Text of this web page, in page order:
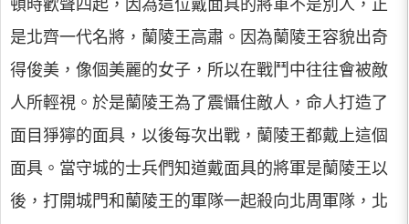
頓時歡聲四起，因為這位戴面具的將軍不是別人，正
是北齊一代名將，蘭陵王高肅。因為蘭陵王容貌出奇
得俊美，像個美麗的女子，所以在戰鬥中往往會被敵
人所輕視。於是蘭陵王為了震懾住敵人，命人打造了
面目猙獰的面具，以後每次出戰，蘭陵王都戴上這個
面具。當守城的士兵們知道戴面具的將軍是蘭陵王以
後，打開城門和蘭陵王的軍隊一起殺向北周軍隊，北